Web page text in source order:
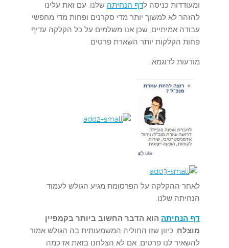
ומעודדות כניסה לדף הנחיתה שלנו. עם זאת עלינו
להזהר לא למשוך יותר מדי סקרנים ופחות מדי מחפשי
עבודה אמיתיים, שכן אנו משלמים על כל הקלקה עדיף
פחות הקלקות יותר השארת פרטים.
מודעות לדוגמא:
לאחר ההקלקה על הפרסומת מגיע הגולש לעמוד
הנחיתה שלנו.
דף הנחיתה הוא הדבר החשוב ביותר בקמפיין
מוצלח, כיוון שזו החוליה המשמעותית בה הגולש אמור
להשאיר לנו פרטים. אם לא הצלחנו בזאת אז כמה